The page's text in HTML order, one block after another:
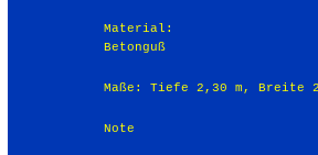
Material:
Betonguß
Maße: Tiefe 2,30 m, Breite
Note